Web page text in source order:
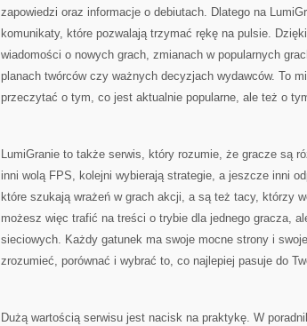
zapowiedzi oraz informacje o debiutach. Dlatego na
komunikaty, które pozwalają trzymać rękę na pulsie.
wiadomości o nowych grach, zmianach w popularnych
planach twórców czy ważnych decyzjach wydawców. To
przeczytać o tym, co jest aktualnie popularne, ale też o
LumiGranie to także serwis, który rozumie, że gracze są
inni wolą FPS, kolejni wybierają strategie, a jeszcze inni
które szukają wrażeń w grach akcji, a są też tacy, którzy
możesz więc trafić na treści o trybie dla jednego gracza,
sieciowych. Każdy gatunek ma swoje mocne strony i
zrozumieć, porównać i wybrać to, co najlepiej pasuje do
Dużą wartością serwisu jest nacisk na praktykę. W